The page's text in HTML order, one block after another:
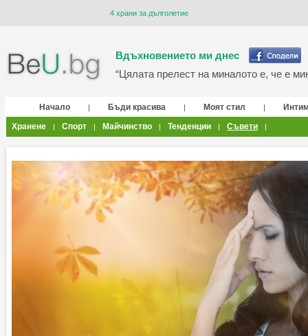
4 храни за дълголетие
Вдъхновението ми днес
“Цялата прелест на миналото е, че е
Начало | Бъди красива | Моят стил |
Хранене
| Спорт | Майчинство | Тенденции | Съвети |